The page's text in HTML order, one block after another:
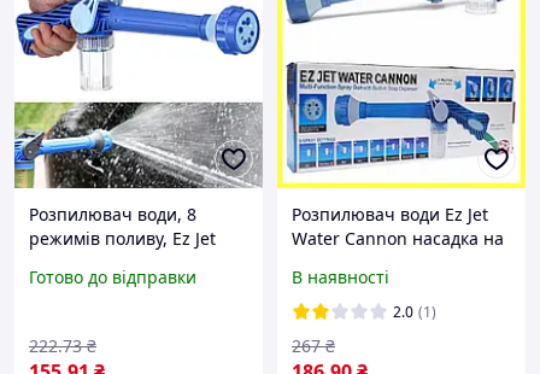
Розпилювач води, 8
режимів поливу, Ez Jet
Насадка на шланг
Готово до відправки
222.73 ₴
Розпилювач води Ez Jet
Water Cannon насадка на
В наявності
2.0 (1)
267 ₴